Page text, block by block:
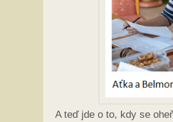
A teď jde o to, kdy se